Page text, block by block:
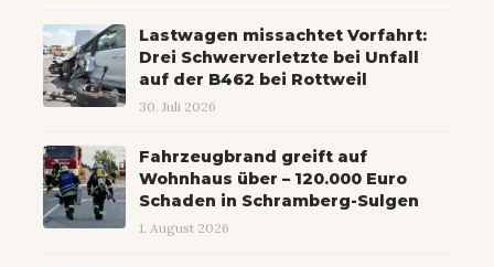
Lastwagen missachtet Vorfahrt:
Drei Schwerverletzte bei Unfall
auf der B462 bei Rottweil
30. Juli 2026
Fahrzeugbrand greift auf
Wohnhaus über – 120.000 Euro
Schaden in Schramberg-Sulgen
1. August 2026